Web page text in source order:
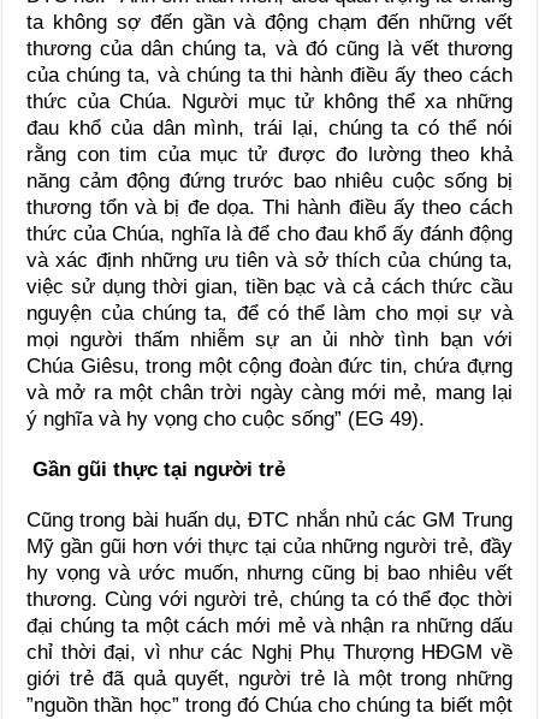
ta không sợ đến gần và động chạm đến những vết
thương của dân chúng ta, và đó cũng là vết thương
của chúng ta, và chúng ta thi hành điều ấy theo cách
thức của Chúa. Người mục tử không thể xa những
đau khổ của dân mình, trái lại, chúng ta có thể nói
rằng con tim của mục tử được đo lường theo khả
năng cảm động đứng trước bao nhiêu cuộc sống bị
thương tổn và bị đe dọa. Thi hành điều ấy theo cách
thức của Chúa, nghĩa là để cho đau khổ ấy đánh động
và xác định những ưu tiên và sở thích của chúng ta,
việc sử dụng thời gian, tiền bạc và cả cách thức cầu
nguyện của chúng ta, để có thể làm cho mọi sự và
mọi người thấm nhiễm sự an ủi nhờ tình bạn với
Chúa Giêsu, trong một cộng đoàn đức tin, chứa đựng
và mở ra một chân trời ngày càng mới mẻ, mang lại
ý nghĩa và hy vọng cho cuộc sống” (EG 49).
Gần gũi thực tại người trẻ
Cũng trong bài huấn dụ, ĐTC nhắn nhủ các GM Trung
Mỹ gần gũi hơn với thực tại của những người trẻ, đầy
hy vọng và ước muốn, nhưng cũng bị bao nhiêu vết
thương. Cùng với người trẻ, chúng ta có thể đọc thời
đại chúng ta một cách mới mẻ và nhận ra những dấu
chỉ thời đại, vì như các Nghị Phụ Thượng HĐGM về
giới trẻ đã quả quyết, người trẻ là một trong những
”nguồn thần học” trong đó Chúa cho chúng ta biết một